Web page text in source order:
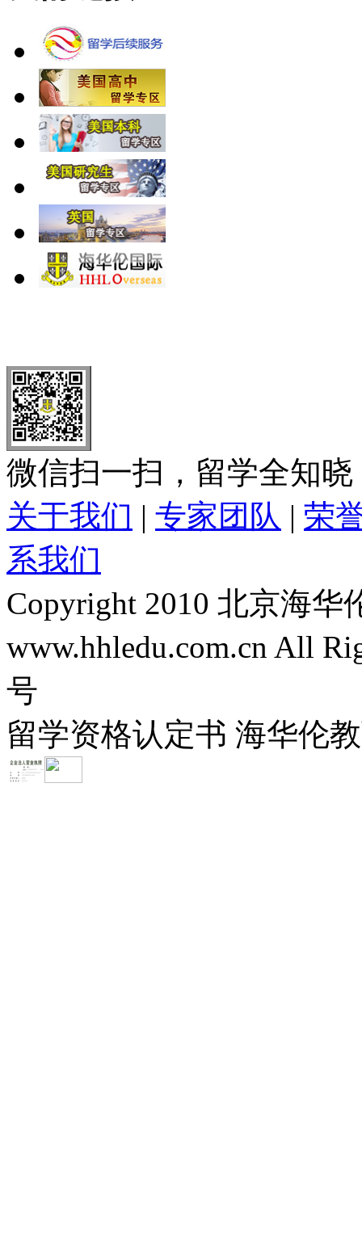
微信扫一扫，留学全知晓
关于我们 | 专家团队 | 荣
系我们
Copyright 2010 北京海
www.hhledu.com.cn All
号
留学资格认定书 海华伦